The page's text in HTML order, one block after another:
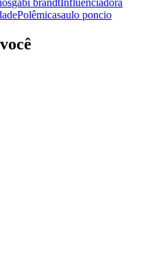
gabi brandtInfluenciadora
Polêmicasaulo poncio